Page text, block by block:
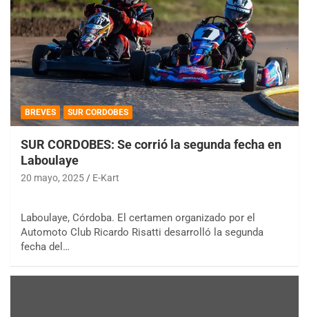
BREVES SUR CORDOBES
SUR CORDOBES: Se corrió la segunda fecha en
Laboulaye
20 mayo, 2025 E-Kart
Laboulaye, Córdoba. El certamen organizado por el
Automoto Club Ricardo Risatti desarrolló la segunda
fecha del…